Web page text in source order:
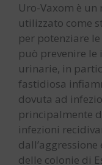
capsule
quantity
Uro-Vaxom è
utilizzato come
per potenziare
può prevenire
urinarie, in
fastidiosa
dovuta ad
principalmente
infezioni
delle colonie di